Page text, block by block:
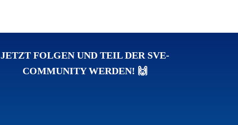
JETZT FOLGEN UND TEIL DER SVE-
COMMUNITY WERDEN! 🙌